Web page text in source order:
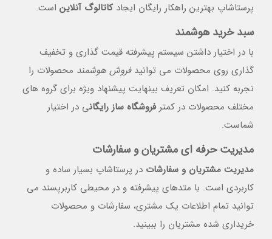
پرستاشاپ بهترین راهکار رایگان ایجادکاتالوگ آنلاین است.
سبد خرید هوشمند
با در اختیار داشتن سیستم پیشرفته قیمت گذاری و تخفیف
گذاری روی محصولات می توانیدفروش هوشمند محصولات را
تجربه کنید. امکان تعریف بینهایت پیشنهاد ویژه برای گروه های
مختلف محصولات در کمترفروشگاه ساز رایگانی در اختیار
شماست.
مدیریت حرفه ای مشتریان و سفارشات
مدیریت مشتریان و سفارشات در پرستاشاپ بسیار ساده و
کاربردی است. با متدهای پیشرفته و در محیطی کاربرپسند می
توانید تمام اطلاعات یک مشتری، سفارشات و محصولات
خریداری شده مشتریان را ببینید.